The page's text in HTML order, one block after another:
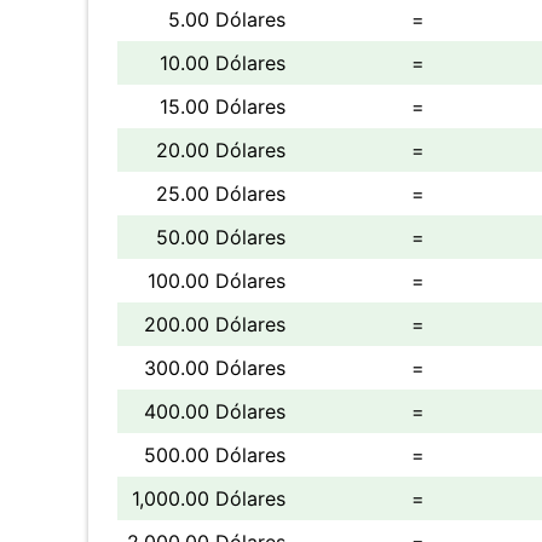
5.00 Dólares
=
10.00 Dólares
=
15.00 Dólares
=
20.00 Dólares
=
25.00 Dólares
=
50.00 Dólares
=
100.00 Dólares
=
200.00 Dólares
=
300.00 Dólares
=
400.00 Dólares
=
500.00 Dólares
=
1,000.00 Dólares
=